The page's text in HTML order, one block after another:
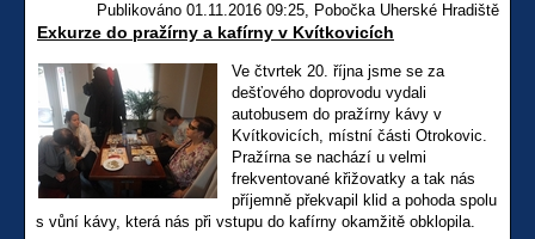
Publikováno 01.11.2016 09:25, Pobočka Uherské Hradiště
Exkurze do pražírny a kafírny v Kvítkovicích
Ve čtvrtek 20. října jsme se za
dešťového doprovodu vydali
autobusem do pražírny kávy v
Kvítkovicích, místní části Otrokovic.
Pražírna se nachází u velmi
frekventované křižovatky a tak nás
příjemně překvapil klid a pohoda spolu
s vůní kávy, která nás při vstupu do kafírny okamžitě obklopila.